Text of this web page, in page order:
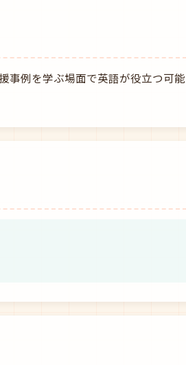
事例を学ぶ場面で英語が役立つ可能